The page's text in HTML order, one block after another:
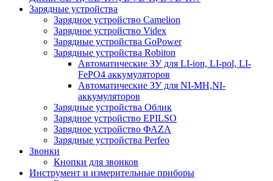
Зарядные устройства
Зарядное устройство Camelion
Зарядное устройство Videx
Зарядные устройства GoPower
Зарядные устройства Robiton
Автоматические ЗУ для LI-ion, LI-pol, LI-
FePO4 аккумуляторов
Автоматические ЗУ для NI-MH,NI-
аккумуляторов
Зарядные устройства Облик
Зарядное устройство EPILSO
Зарядное устройство ФАZА
Зарядные устройства Perfeo
Звонки
Кнопки для звонков
Инструмент и измерительные приборы